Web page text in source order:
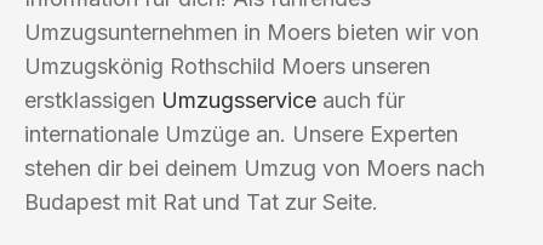
Umzugsunternehmen in Moers bieten wir von
Umzugskönig Rothschild Moers unseren
erstklassigen Umzugsservice auch für
internationale Umzüge an. Unsere Experten
stehen dir bei deinem Umzug von Moers nach
Budapest mit Rat und Tat zur Seite.